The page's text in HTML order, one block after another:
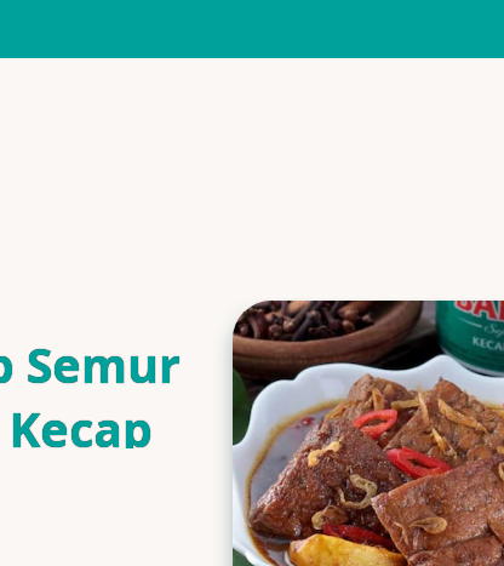
Semur